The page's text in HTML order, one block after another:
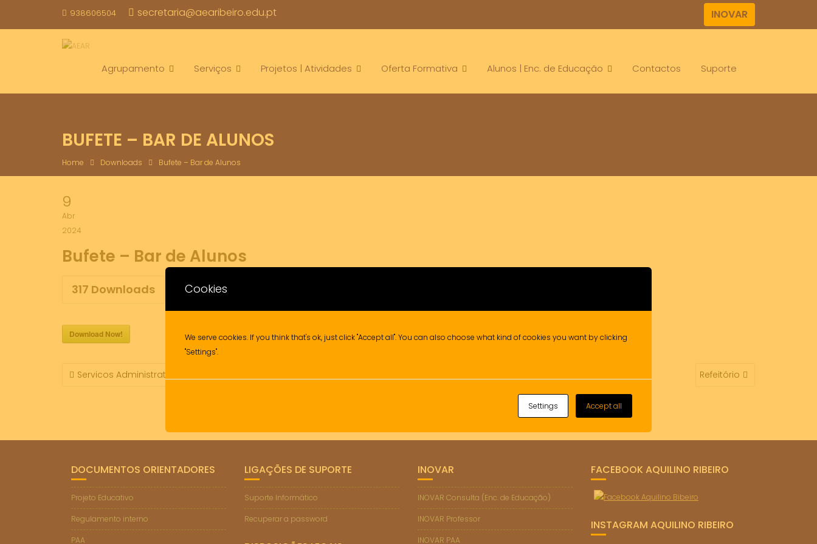
938606504 secretaria@aearibeiro.edu.pt INOVAR
Agrupamento Serviços Projetos | Atividades Oferta Formativa Alunos | Enc. de Educação Contactos Suporte
BUFETE – BAR DE ALUNOS
Home Downloads Bufete – Bar de Alunos
9
Abr
2024
Bufete – Bar de Alunos
317 Downloads
Download Now!
NAVEGAÇÃO
DE Servicos Administrativos Refeitório
DOCUMENTOS ORIENTADORES
Projeto Educativo
Regulamento interno
PAA
LIGAÇÕES DE SUPORTE
Suporte Informático
Recuperar a password
INOVAR
INOVAR Consulta (Enc. de Educação)
INOVAR Professor
INOVAR PAA
FACEBOOK AQUILINO RIBEIRO
INSTAGRAM AQUILINO RIBEIRO
Cookies
We serve cookies. If you think that's ok, just click "Accept all". You can also choose what kind of cookies you want by clicking
"Settings".
Settings Accept all